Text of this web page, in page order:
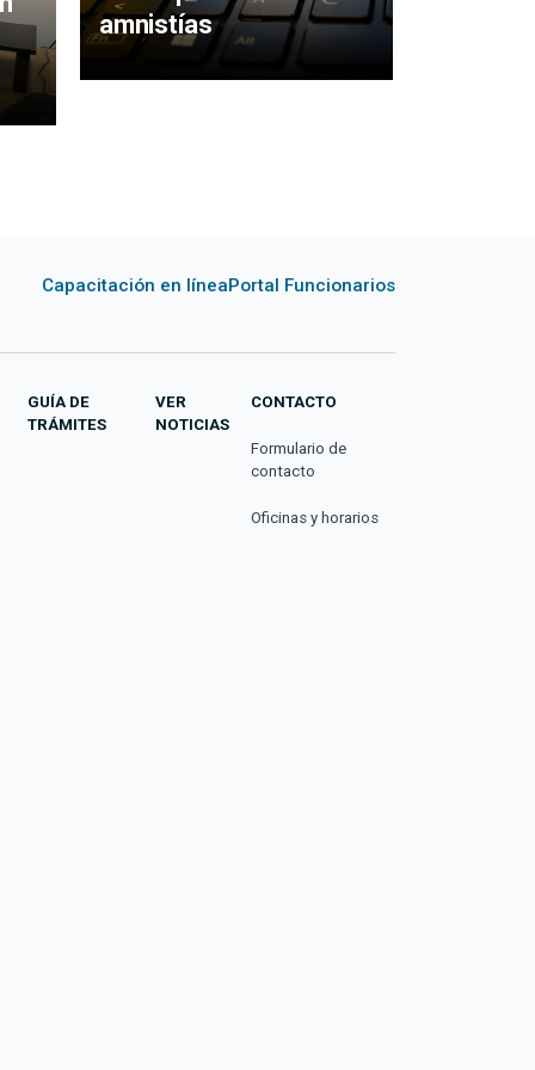
amnistías
Capacitación en líneaPortal Funcionarios
GUÍA DE
TRÁMITES
VER
NOTICIAS
CONTACTO
Formulario de
contacto
Oficinas y horarios